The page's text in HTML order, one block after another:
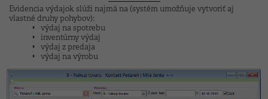
Evidencia výdajok slúži najmä na (systém umožňuje vytvoriť aj
vlastné druhy pohybov):
výdaj na spotrebu
inventúrny výdaj
výdaj z predaja
výdaj na výrobu